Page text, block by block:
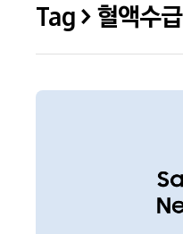
Tag > 혈액수급